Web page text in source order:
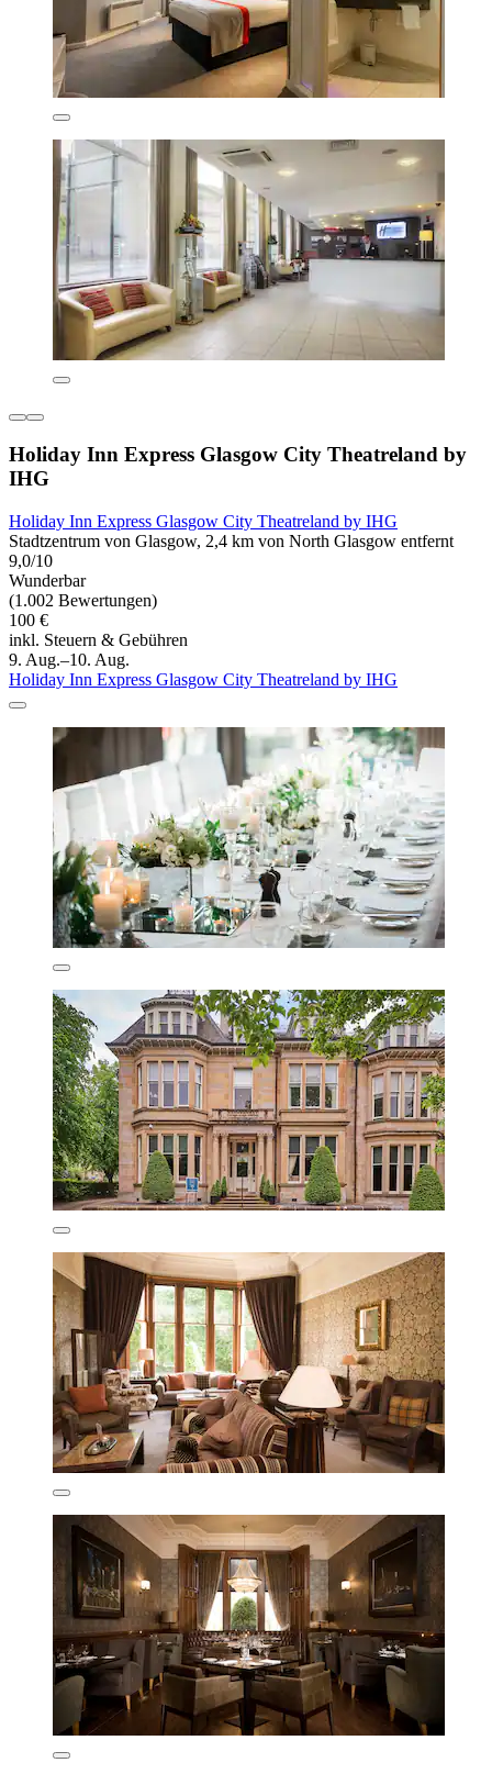
Holiday Inn Express Glasgow City Theatreland by
IHG
Holiday Inn Express Glasgow City Theatreland by IHG
Stadtzentrum von Glasgow, 2,4 km von North Glasgow entfernt
9,0/10
Wunderbar
(1.002 Bewertungen)
100 €
inkl. Steuern & Gebühren
9. Aug.–10. Aug.
Holiday Inn Express Glasgow City Theatreland by IHG